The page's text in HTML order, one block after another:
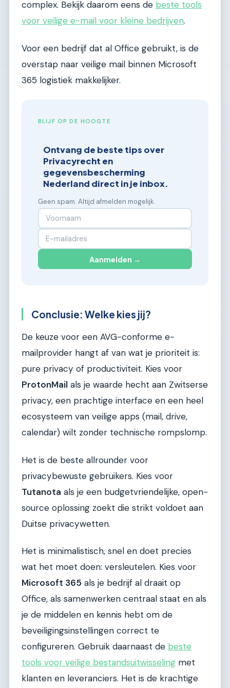
complex. Bekijk daarom eens de beste tools
voor veilige e-mail voor kleine bedrijven.
Voor een bedrijf dat al Office gebruikt, is de
overstap naar veilige mail binnen Microsoft
365 logistiek makkelijker.
BLIJF OP DE HOOGTE
Ontvang de beste tips over
Privacyrecht en
gegevensbescherming
Nederland direct in je inbox.
Geen spam. Altijd afmelden mogelijk.
Aanmelden →
Conclusie: Welke kies jij?
De keuze voor een AVG-conforme e-
mailprovider hangt af van wat je prioriteit is:
pure privacy of productiviteit. Kies voor
ProtonMail als je waarde hecht aan Zwitserse
privacy, een prachtige interface en een heel
ecosysteem van veilige apps (mail, drive,
calendar) wilt zonder technische rompslomp.
Het is de beste allrounder voor
privacybewuste gebruikers. Kies voor
Tutanota als je een budgetvriendelijke, open-
source oplossing zoekt die strikt voldoet aan
Duitse privacywetten.
Het is minimalistisch, snel en doet precies
wat het moet doen: versleutelen. Kies voor
Microsoft 365 als je bedrijf al draait op
Office, als samenwerken centraal staat en als
je de middelen en kennis hebt om de
beveiligingsinstellingen correct te
configureren. Gebruik daarnaast de beste
tools voor veilige bestandsuitwisseling met
klanten en leveranciers. Het is de krachtige